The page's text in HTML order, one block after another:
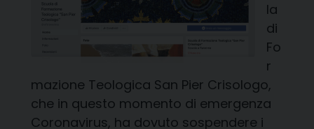
la
di
Fo
r
mazione Teologica San Pier Crisologo,
che in questo momento di emergenza
Coronavirus, ha dovuto sospendere i